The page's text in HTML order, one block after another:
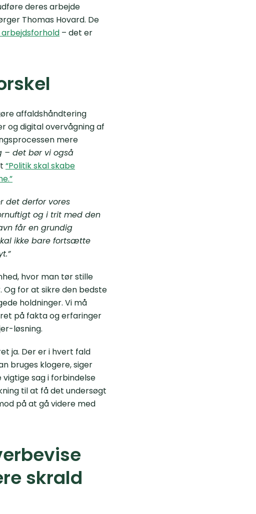
deres arbejde
Thomas Hovard. De
– det er
affaldshåndtering
og digital overvågning af
mere
– det bør vi også
“Politik skal skabe
det derfor vores
og i trit med den
får en grundig
ikke bare fortsætte
hvor man tør stille
Og for at sikre den bedste
holdninger. Vi må
på fakta og erfaringer
løsning.
ja. Der er i hvert fald
bruges klogere, siger
sag i forbindelse
til at få det undersøgt
på at gå videre med
skrald